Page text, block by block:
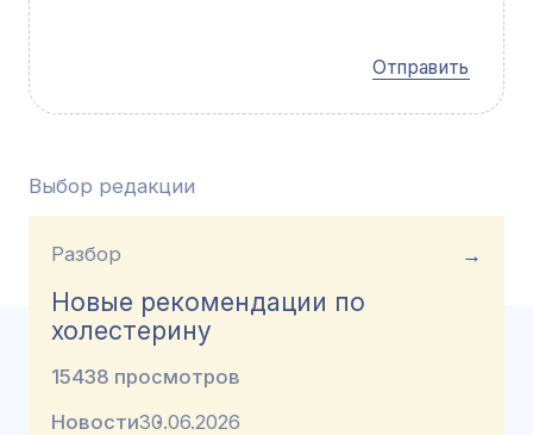
Отправить
Выбор редакции
Разбор →
Новые рекомендации по
холестерину
15438 просмотров
Новости30.06.2026